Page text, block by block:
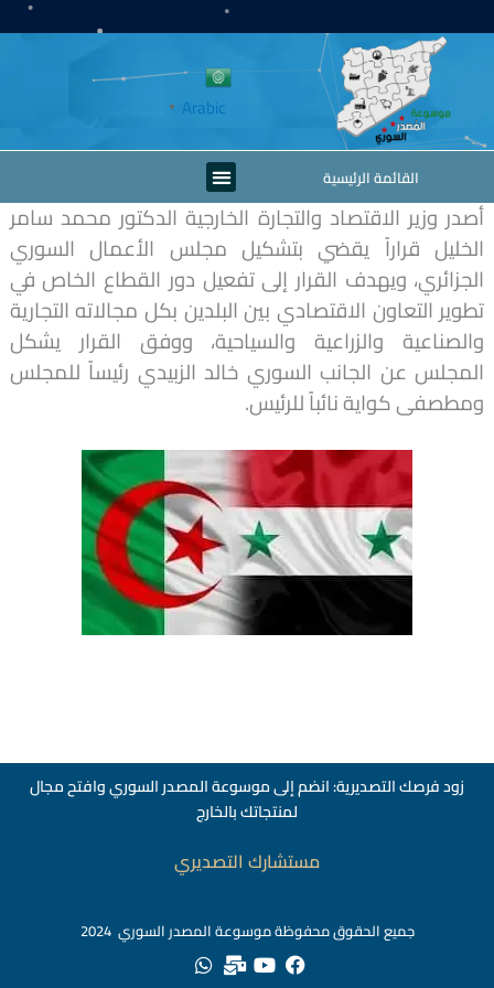
إلى
Arabic
▼
القائمة الرئيسية Menu
أصدر وزير الاقتصاد والتجارة الخارجية الدكتور محمد سامر
الخليل قراراً يقضي بتشكيل مجلس الأعمال السوري
الجزائري، ويهدف القرار إلى تفعيل دور القطاع الخاص في
تطوير التعاون الاقتصادي بين البلدين بكل مجالاته التجارية
والصناعية والزراعية والسياحية، ووفق القرار يشكل
المجلس عن الجانب السوري خالد الزبيدي رئيساً للمجلس
ومطصفى كواية نائباً للرئيس.
زود فرصك التصديرية: انضم إلى موسوعة المصدر السوري وافتح مجال
لمنتجاتك بالخارج
مستشارك التصديري
جميع الحقوق محفوظة موسوعة المصدر السوري 2024